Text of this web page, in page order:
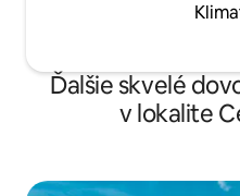
Ďalšie skvelé
v lokalite